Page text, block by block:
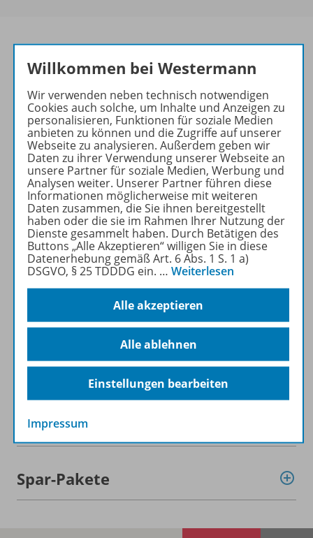
PRAXIS PHILOSOPHIE &
Ihr Wegweiser zu den
wichtigsten Seiten:
zu den Abo-Angeboten
zum Zeitschriftenkiosk
zum Online-Archiv
Mehr zur Zeitschrift
Informationen
Beschreibung
Weitere Inhalte der Ausgabe
Spar-Pakete
Willkommen bei Westermann
Wir verwenden neben technisch notwendigen
Cookies auch solche, um Inhalte und Anzeigen zu
personalisieren, Funktionen für soziale Medien
anbieten zu können und die Zugriffe auf unserer
Webseite zu analysieren. Außerdem geben wir
Daten zu ihrer Verwendung unserer Webseite an
unsere Partner für soziale Medien, Werbung und
Analysen weiter. Unserer Partner führen diese
Informationen möglicherweise mit weiteren
Daten zusammen, die Sie ihnen bereitgestellt
haben oder die sie im Rahmen Ihrer Nutzung der
Dienste gesammelt haben. Durch Betätigen des
Buttons „Alle Akzeptieren“ willigen Sie in diese
Datenerhebung gemäß Art. 6 Abs. 1 S. 1 a)
DSGVO, § 25 TDDDG ein. … Weiterlesen
Alle akzeptieren
Alle ablehnen
Einstellungen bearbeiten
Impressum